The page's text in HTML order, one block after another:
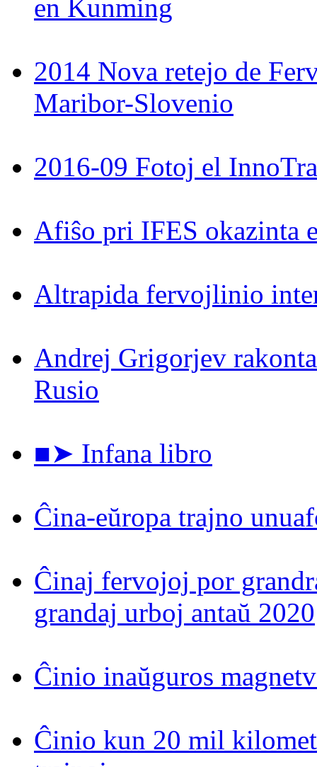
en Kunming
2014 Nova retejo de
Maribor-Slovenio
2016-09 Fotoj el
Afiŝo pri IFES okazinta
Altrapida fervojlinio
Andrej Grigorjev
Rusio
■➤ Infana libro
Ĉina-eŭropa trajno
Ĉinaj fervojoj por
grandaj urboj antaŭ 2020
Ĉinio inaŭguros
Ĉinio kun 20 mil